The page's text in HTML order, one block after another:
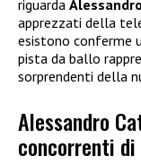
riguarda
apprezzati della
esistono conferme
pista da ballo
sorprendenti della
Alessandro
concorrenti